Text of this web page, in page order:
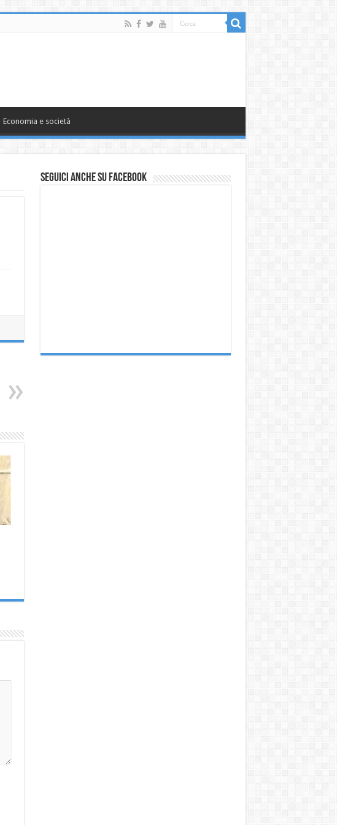
Economia e società
Seguici anche su Facebook